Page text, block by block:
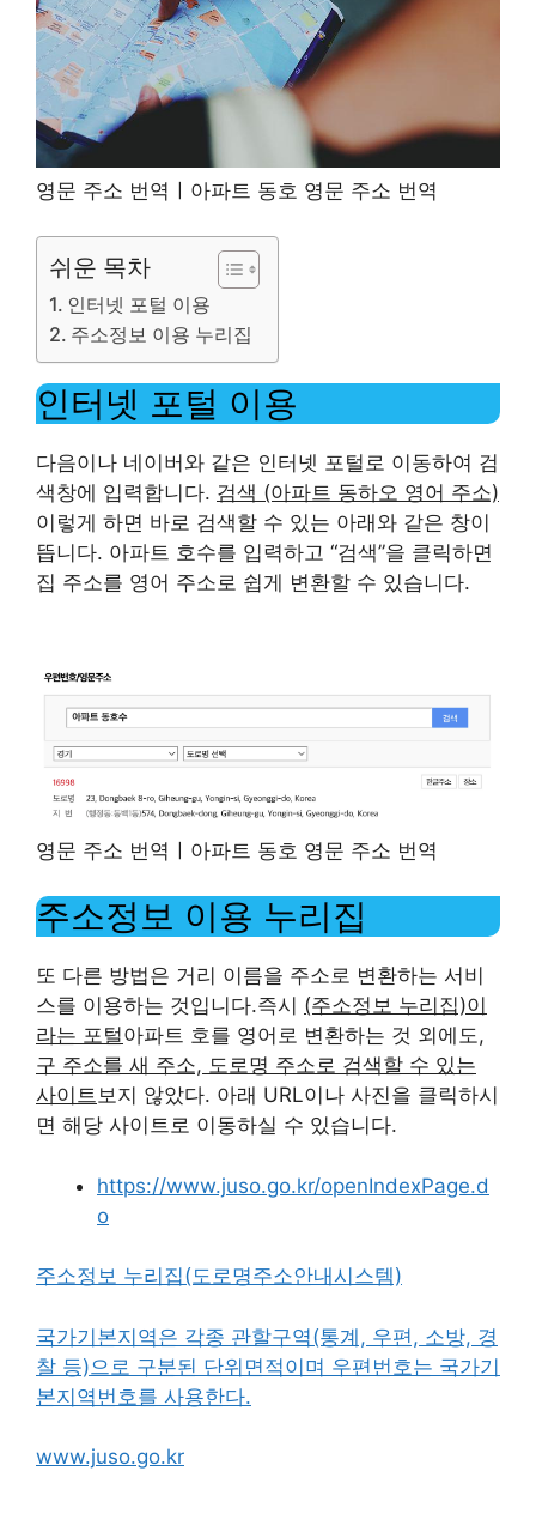
영문 주소 번역ㅣ아파트 동호 영문 주소 번역
쉬운 목차
인터넷 포털 이용
주소정보 이용 누리집
인터넷 포털 이용
다음이나 네이버와 같은 인터넷 포털로 이동하여 검
색창에 입력합니다. 검색 (아파트 동하오 영어 주소)
이렇게 하면 바로 검색할 수 있는 아래와 같은 창이
뜹니다. 아파트 호수를 입력하고 “검색”을 클릭하면
집 주소를 영어 주소로 쉽게 변환할 수 있습니다.
영문 주소 번역ㅣ아파트 동호 영문 주소 번역
주소정보 이용 누리집
또 다른 방법은 거리 이름을 주소로 변환하는 서비
스를 이용하는 것입니다.즉시 (주소정보 누리집)이
라는 포털아파트 호를 영어로 변환하는 것 외에도,
구 주소를 새 주소, 도로명 주소로 검색할 수 있는
사이트보지 않았다. 아래 URL이나 사진을 클릭하시
면 해당 사이트로 이동하실 수 있습니다.
https://www.juso.go.kr/openIndexPage.d
o
주소정보 누리집(도로명주소안내시스템)
국가기본지역은 각종 관할구역(통계, 우편, 소방, 경
찰 등)으로 구분된 단위면적이며 우편번호는 국가기
본지역번호를 사용한다.
www.juso.go.kr